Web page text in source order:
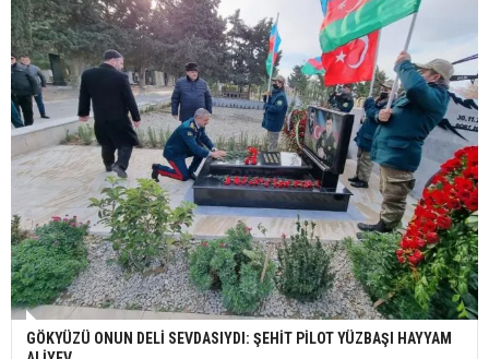
GÖKYÜZÜ ONUN DELİ SEVDASIYDI: ŞEHİT PİLOT YÜZBAŞI HAYYAM